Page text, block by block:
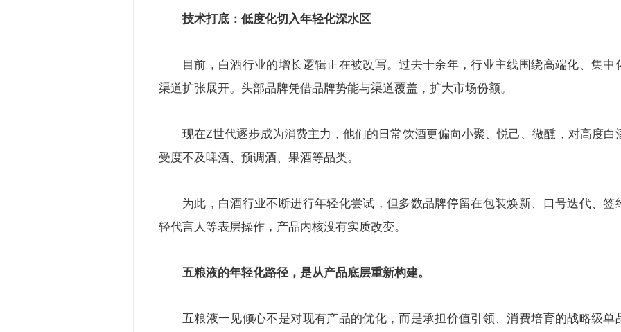
技术打底：低度化切入年轻化深水区
目前，白酒行业的增长逻辑正在被改写。过去十余年，行业主线围绕高端化、集中
渠道扩张展开。头部品牌凭借品牌势能与渠道覆盖，扩大市场份额。
现在Z世代逐步成为消费主力，他们的日常饮酒更偏向小聚、悦己、微醺，对高度白
受度不及啤酒、预调酒、果酒等品类。
为此，白酒行业不断进行年轻化尝试，但多数品牌停留在包装焕新、口号迭代、签
轻代言人等表层操作，产品内核没有实质改变。
五粮液的年轻化路径，是从产品底层重新构建。
五粮液一见倾心不是对现有产品的优化，而是承担价值引领、消费培育的战略级单